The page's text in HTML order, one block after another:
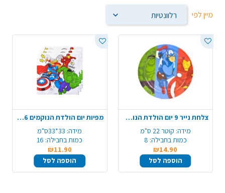
מיין לפי
צלחת נייר 9 יום הולדת הנוקמים 8 יח' - צבעוני
מידה: קוטר 22 ס"מ
כמות בחבילה: 8
₪14.90
הוספה לסל
מפיות יום הולדת הנוקמים 16 יח' - צבעוני
מידה: 33*33ס"מ
כמות בחבילה: 16
₪11.90
הוספה לסל